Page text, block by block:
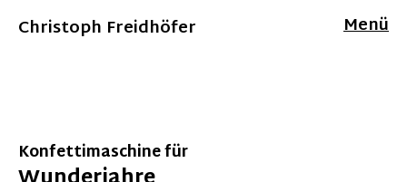
Christoph Freidhöfer Menü
Konfettimaschine für